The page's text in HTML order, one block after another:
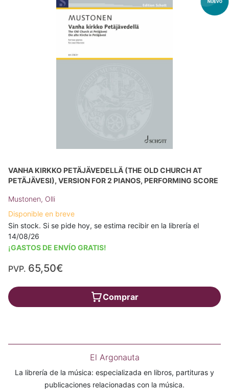
VANHA KIRKKO PETÄJÄVEDELLÄ (THE OLD CHURCH AT
PETÄJÄVESI), VERSION FOR 2 PIANOS, PERFORMING SCORE
Mustonen, Olli
Disponible en breve
Sin stock. Si se pide hoy, se estima recibir en la librería el
14/08/26
¡GASTOS DE ENVÍO GRATIS!
PVP. 65,50€
Comprar
El Argonauta
La librería de la música: especializada en libros, partituras y
publicaciones relacionadas con la música.